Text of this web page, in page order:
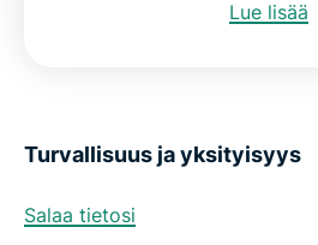
Lue lisää
Turvallisuus ja yksityisyys
Salaa tietosi